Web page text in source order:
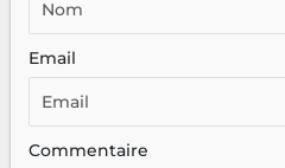
Email
Commentaire